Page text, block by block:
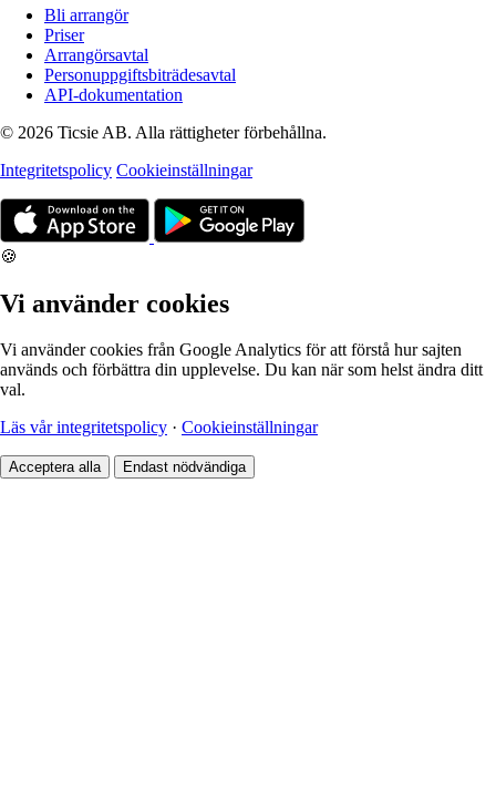
Bli arrangör
Priser
Arrangörsavtal
Personuppgiftsbiträdesavtal
API-dokumentation
© 2026 Ticsie AB. Alla rättigheter förbehållna.
Integritetspolicy Cookieinställningar
🍪
Vi använder cookies
Vi använder cookies från Google Analytics för att förstå hur sajten
används och förbättra din upplevelse. Du kan när som helst ändra ditt
val.
Läs vår integritetspolicy · Cookieinställningar
Acceptera alla Endast nödvändiga